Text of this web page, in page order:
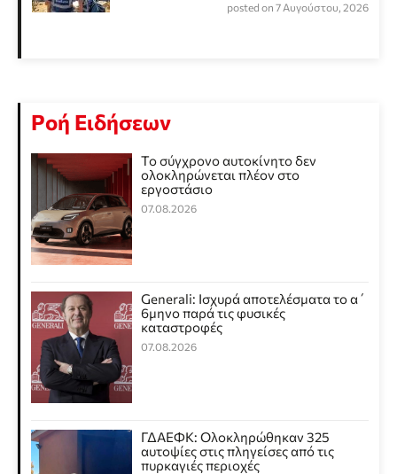
posted on 7 Αυγούστου, 2026
Ροή Ειδήσεων
Το σύγχρονο αυτοκίνητο δεν
ολοκληρώνεται πλέον στο
εργοστάσιο
07.08.2026
Generali: Ισχυρά αποτελέσματα το α΄
6μηνο παρά τις φυσικές
καταστροφές
07.08.2026
ΓΔΑΕΦΚ: Ολοκληρώθηκαν 325
αυτοψίες στις πληγείσες από τις
πυρκαγιές περιοχές